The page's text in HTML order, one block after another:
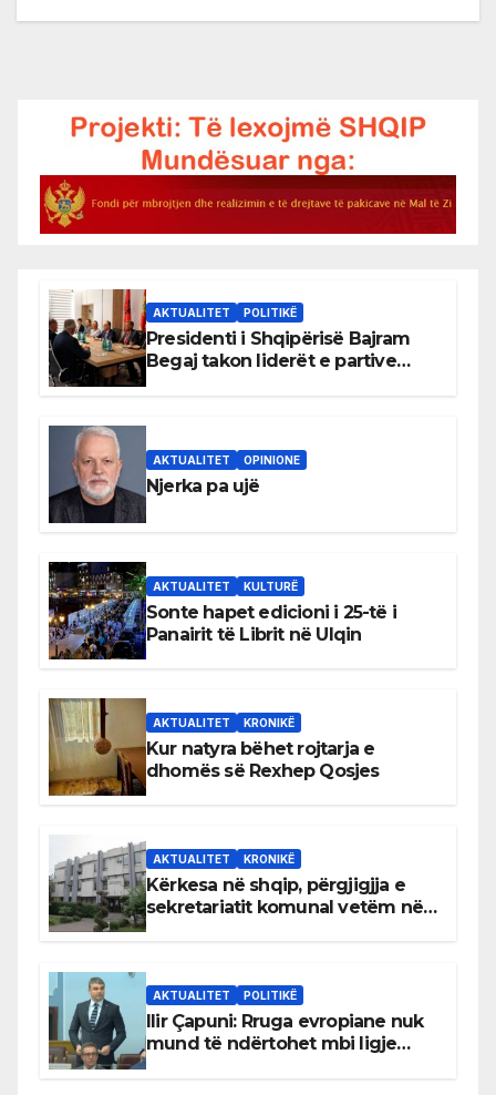
AKTUALITET POLITIKË
Presidenti i Shqipërisë Bajram
Begaj takon liderët e partive
AKTUALITET OPINIONE
Njerka pa ujë
AKTUALITET KULTURË
Sonte hapet edicioni i 25-të i
Panairit të Librit në Ulqin
AKTUALITET KRONIKË
Kur natyra bëhet rojtarja e
dhomës së Rexhep Qosjes
AKTUALITET KRONIKË
Kërkesa në shqip, përgjigjja e
sekretariatit komunal vetëm në
AKTUALITET POLITIKË
Ilir Çapuni: Rruga evropiane nuk
mund të ndërtohet mbi ligje